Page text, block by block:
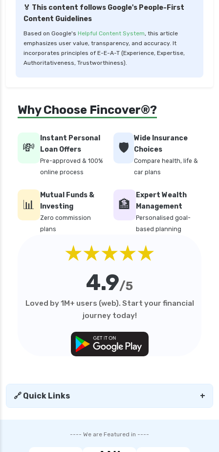
personal loan for salaried individuals
personal loan for self employed
personal loan for women
personal loan in 10 minutes
personal loan in andhra pradesh
personal loan in cochin
personal loan in coimbatore
personal loan in delhi
personal loan in hyderabad
personal loan in kerala
personal loan in lucknow
personal loan in madurai
personal loan in maharashtra
personal loan in mumbai
personal loan in tamilnadu
personal loan in tirunelveli
personal loan interest rates
sbi personal loan interest rates
shriram finance personal loan interest rate
🏅 This content follows Google's People-First
Content Guidelines
Based on Google's Helpful Content System, this article
emphasizes user value, transparency, and accuracy. It
incorporates principles of E-E-A-T (Experience, Expertise,
Authoritativeness, Trustworthiness).
Why Choose Fincover®?
💸
Instant Personal
Loan Offers
Pre-approved & 100%
online process
🛡️
Wide Insurance
Choices
Compare health, life &
car plans
📊
Mutual Funds &
Investing
Zero commission
plans
🏦
Expert Wealth
Management
Personalised goal-
based planning
★★★★★
4.9/5
Loved by 1M+ users (web). Start your financial
journey today!
🔗 Quick Links +
---- We are Featured in ----